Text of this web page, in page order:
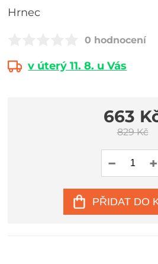
hrnec
0 hodnocení
v úterý 11. 8. u Vás
663
829 Kč
PŘIDAT DO